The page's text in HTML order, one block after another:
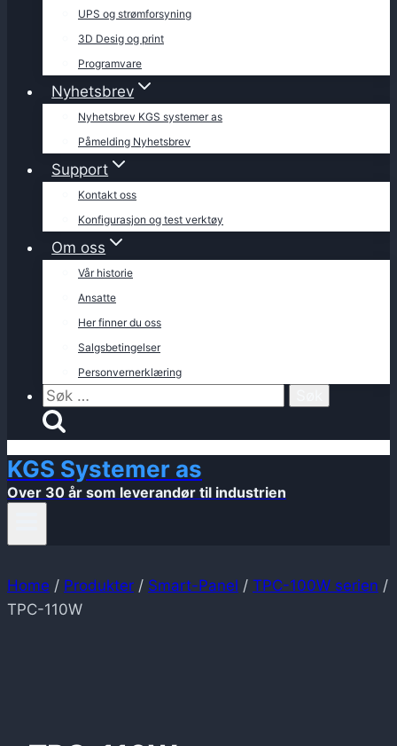
UPS og strømforsyning
3D Desig og print
Programvare
Nyhetsbrev
Nyhetsbrev KGS systemer as
Påmelding Nyhetsbrev
Support
Kontakt oss
Konfigurasjon og test verktøy
Om oss
Vår historie
Ansatte
Her finner du oss
Salgsbetingelser
Personvernerklæring
Søk
etter:
KGS Systemer as
Over 30 år som leverandør til industrien
Home / Produkter / Smart-Panel / TPC-100W serien /
TPC-110W